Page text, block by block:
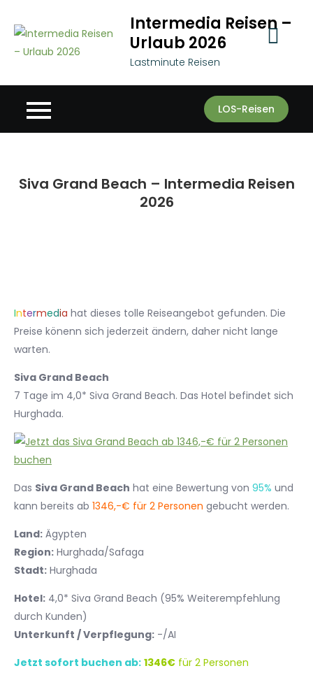
content
Intermedia Reisen –
Urlaub 2026
Lastminute Reisen
LOS-Reisen
Siva Grand Beach – Intermedia Reisen
2026
Intermedia hat dieses tolle Reiseangebot gefunden. Die
Preise könenn sich jederzeit ändern, daher nicht lange
warten.
Siva Grand Beach
7 Tage im 4,0* Siva Grand Beach. Das Hotel befindet sich
Hurghada.
Das Siva Grand Beach hat eine Bewertung von 95% und
kann bereits ab 1346,-€ für 2 Personen gebucht werden.
Land: Ägypten
Region: Hurghada/Safaga
Stadt: Hurghada
Hotel: 4,0* Siva Grand Beach (95% Weiterempfehlung
durch Kunden)
Unterkunft / Verpflegung: -/AI
Jetzt sofort buchen ab: 1346€ für 2 Personen